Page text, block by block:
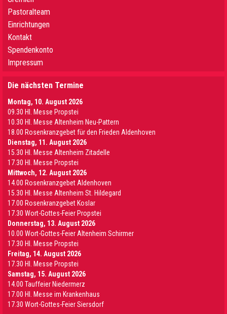
Pastoralteam
Einrichtungen
Kontakt
Spendenkonto
Impressum
Die nächsten Termine
Montag, 10. August 2026
09.30 Hl. Messe Propstei
10.30 Hl. Messe Altenheim Neu-Pattern
18.00 Rosenkranzgebet für den Frieden Aldenhoven
Dienstag, 11. August 2026
15.30 Hl. Messe Altenheim Zitadelle
17.30 Hl. Messe Propstei
Mittwoch, 12. August 2026
14.00 Rosenkranzgebet Aldenhoven
15.30 Hl. Messe Altenheim St. Hildegard
17.00 Rosenkranzgebet Koslar
17.30 Wort-Gottes-Feier Propstei
Donnerstag, 13. August 2026
10.00 Wort-Gottes-Feier Altenheim Schirmer
17.30 Hl. Messe Propstei
Freitag, 14. August 2026
17.30 Hl. Messe Propstei
Samstag, 15. August 2026
14.00 Tauffeier Niedermerz
17.00 Hl. Messe im Krankenhaus
17.30 Wort-Gottes-Feier Siersdorf